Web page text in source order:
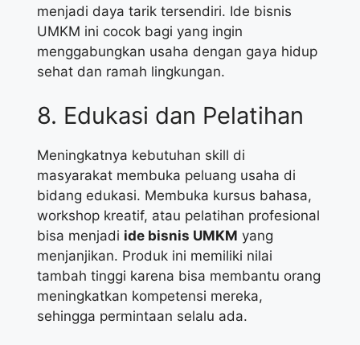
menjadi daya tarik tersendiri. Ide bisnis
UMKM ini cocok bagi yang ingin
menggabungkan usaha dengan gaya hidup
sehat dan ramah lingkungan.
8. Edukasi dan Pelatihan
Meningkatnya kebutuhan skill di
masyarakat membuka peluang usaha di
bidang edukasi. Membuka kursus bahasa,
workshop kreatif, atau pelatihan profesional
bisa menjadi ide bisnis UMKM yang
menjanjikan. Produk ini memiliki nilai
tambah tinggi karena bisa membantu orang
meningkatkan kompetensi mereka,
sehingga permintaan selalu ada.